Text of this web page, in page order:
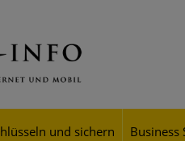
und sichern Business